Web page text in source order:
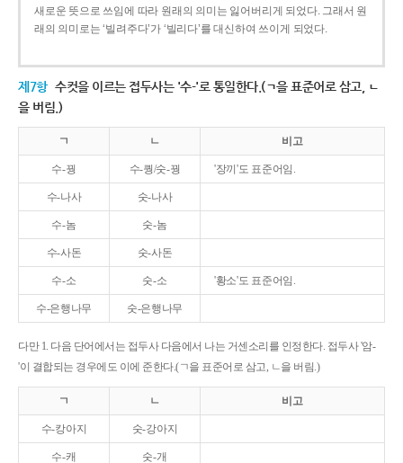
새로운 뜻으로 쓰임에 따라 원래의 의미는 잃어버리게 되었다. 그래서 원
래의 의미로는 ‘빌려주다’가 ‘빌리다’를 대신하여 쓰이게 되었다.
제7항 수컷을 이르는 접두사는 '수-'로 통일한다.(ㄱ을 표준어로 삼고, ㄴ
을 버림.)
ㄱ ㄴ 비고
수-꿩 수-퀑/숫-꿩 '장끼'도 표준어임.
수-나사 숫-나사
수-놈 숫-놈
수-사돈 숫-사돈
수-소 숫-소 '황소'도 표준어임.
수-은행나무 숫-은행나무
다만 1. 다음 단어에서는 접두사 다음에서 나는 거센소리를 인정한다. 접두사 '암-
'이 결합되는 경우에도 이에 준한다.(ㄱ을 표준어로 삼고, ㄴ을 버림.)
ㄱ ㄴ 비고
수-캉아지 숫-강아지
수-캐 숫-개